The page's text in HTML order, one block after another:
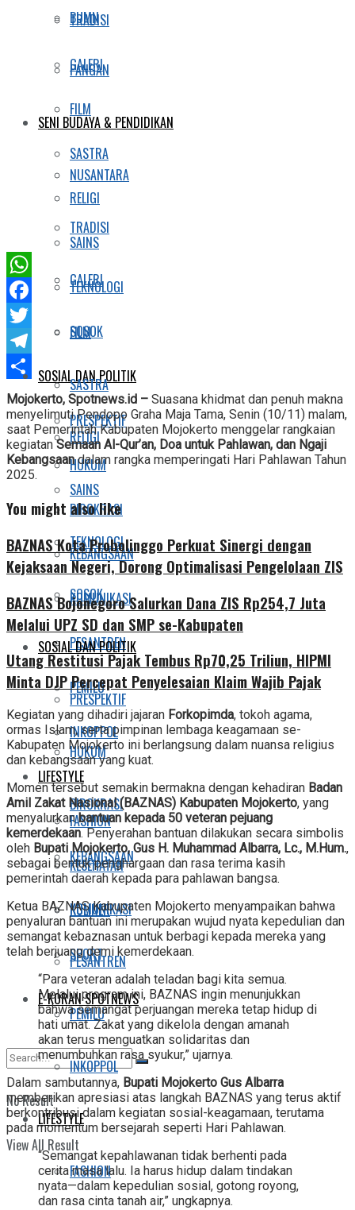
TRADISI
GALERI
FILM
SASTRA
RELIGI
SAINS
TEKNOLOGI
SOSOK
SOSIAL DAN POLITIK
PRESPEKTIF
HUKUM
BIROKRASI
KEBANGSAAN
KOMUNIKASI
PESANTREN
PEMILU
INKOPPOL
LIFESTYLE
FASHION
KESEHATAN
KULINER
SPORT
E-KORAN SPOTNEWS
No Result
View All Result
BUMN
PANGAN
SENI BUDAYA & PENDIDIKAN
NUSANTARA
TRADISI
GALERI
FILM
SASTRA
RELIGI
SAINS
TEKNOLOGI
SOSOK
SOSIAL DAN POLITIK
PRESPEKTIF
HUKUM
BIROKRASI
KEBANGSAAN
KOMUNIKASI
PESANTREN
PEMILU
INKOPPOL
LIFESTYLE
FASHION
WhatsApp
Facebook
Twitter
Telegram
Share
Mojokerto, Spotnews.id – Suasana khidmat dan penuh makna
menyelimuti Pendopo Graha Maja Tama, Senin (10/11) malam,
saat Pemerintah Kabupaten Mojokerto menggelar rangkaian
kegiatanSemaan Al-Qur’an, Doa untuk Pahlawan, dan Ngaji
Kebangsaandalam rangka memperingati Hari Pahlawan Tahun
2025.
You might also like
BAZNAS Kota Probolinggo Perkuat Sinergi dengan
Kejaksaan Negeri, Dorong Optimalisasi Pengelolaan ZIS
BAZNAS Bojonegoro Salurkan Dana ZIS Rp254,7 Juta
Melalui UPZ SD dan SMP se-Kabupaten
Utang Restitusi Pajak Tembus Rp70,25 Triliun, HIPMI
Minta DJP Percepat Penyelesaian Klaim Wajib Pajak
Kegiatan yang dihadiri jajaran Forkopimda, tokoh agama,
ormas Islam, serta pimpinan lembaga keagamaan se-
Kabupaten Mojokerto ini berlangsung dalam nuansa religius
dan kebangsaan yang kuat.
Momen tersebut semakin bermakna dengan kehadiran Badan
Amil Zakat Nasional (BAZNAS) Kabupaten Mojokerto, yang
menyalurkanbantuan kepada 50 veteran pejuang
kemerdekaan. Penyerahan bantuan dilakukan secara simbolis
oleh Bupati Mojokerto, Gus H. Muhammad Albarra, Lc., M.Hum.,
sebagai bentuk penghargaan dan rasa terima kasih
pemerintah daerah kepada para pahlawan bangsa.
Ketua BAZNAS Kabupaten Mojokerto menyampaikan bahwa
penyaluran bantuan ini merupakan wujud nyata kepedulian dan
semangat kebaznasan untuk berbagi kepada mereka yang
telah berjuang demi kemerdekaan.
“Para veteran adalah teladan bagi kita semua.
Melalui program ini, BAZNAS ingin menunjukkan
bahwa semangat perjuangan mereka tetap hidup di
hati umat. Zakat yang dikelola dengan amanah
akan terus menguatkan solidaritas dan
menumbuhkan rasa syukur,” ujarnya.
Dalam sambutannya, Bupati Mojokerto Gus Albarra
memberikan apresiasi atas langkah BAZNAS yang terus aktif
berkontribusi dalam kegiatan sosial-keagamaan, terutama
pada momentum bersejarah seperti Hari Pahlawan.
“Semangat kepahlawanan tidak berhenti pada
cerita masa lalu. Ia harus hidup dalam tindakan
nyata—dalam kepedulian sosial, gotong royong,
dan rasa cinta tanah air,” ungkapnya.